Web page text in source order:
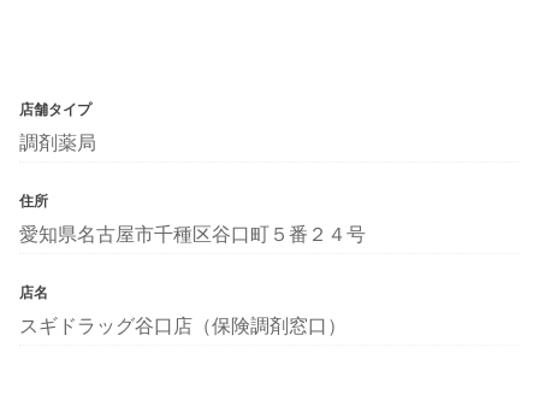
店舗タイプ
調剤薬局
住所
愛知県名古屋市千種区谷口町５番２４号
店名
スギドラッグ谷口店（保険調剤窓口）